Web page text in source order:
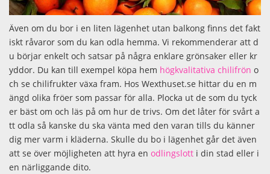
Även om du bor i en liten lägenhet utan balkong finns det fakt
iskt råvaror som du kan odla hemma. Vi rekommenderar att d
u börjar enkelt och satsar på några enklare grönsaker eller kr
yddor. Du kan till exempel köpa hem högkvalitativa chilifrön o
ch se chilifrukter växa fram. Hos Wexthuset.se hittar du en m
ängd olika fröer som passar för alla. Plocka ut de som du tyck
er bäst om och läs på om hur de trivs. Om det låter för svårt a
tt odla så kanske du ska vänta med den varan tills du känner
dig mer varm i kläderna. Skulle du bo i lägenhet går det även
att se över möjligheten att hyra en odlingslott i din stad eller i
en närliggande dito.